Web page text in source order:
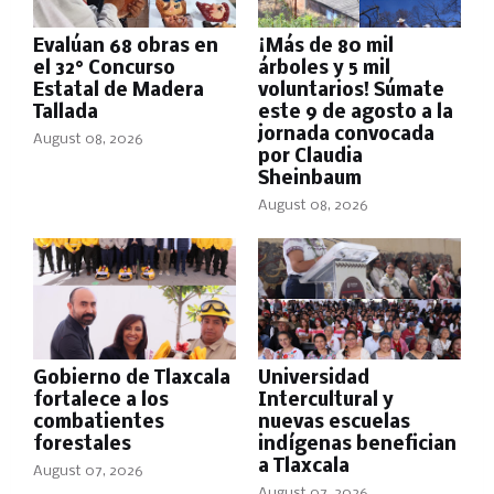
Evalúan 68 obras en
el 32° Concurso
Estatal de Madera
Tallada
August 08, 2026
¡Más de 80 mil
árboles y 5 mil
voluntarios! Súmate
este 9 de agosto a la
jornada convocada
por Claudia
Sheinbaum
August 08, 2026
Gobierno de Tlaxcala
fortalece a los
combatientes
forestales
August 07, 2026
Universidad
Intercultural y
nuevas escuelas
indígenas benefician
a Tlaxcala